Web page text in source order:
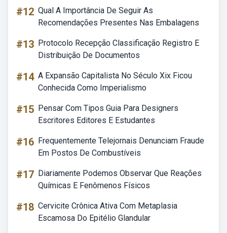
#12 Qual A Importância De Seguir As
Recomendações Presentes Nas Embalagens
#13 Protocolo Recepção Classificação Registro E
Distribuição De Documentos
#14 A Expansão Capitalista No Século Xix Ficou
Conhecida Como Imperialismo
#15 Pensar Com Tipos Guia Para Designers
Escritores Editores E Estudantes
#16 Frequentemente Telejornais Denunciam Fraude
Em Postos De Combustíveis
#17 Diariamente Podemos Observar Que Reações
Químicas E Fenômenos Físicos
#18 Cervicite Crônica Ativa Com Metaplasia
Escamosa Do Epitélio Glandular